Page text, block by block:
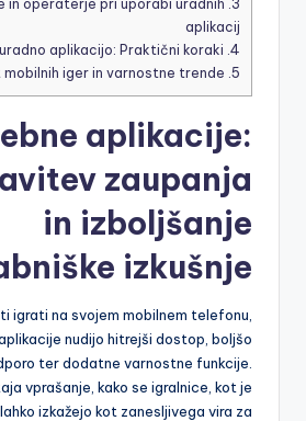
3.
in operaterje pri uporabi uradnih
aplikacij
4.
5.
aplikacije:
zaupanja
in izboljšanje
izkušnje
igrati na svojem mobilnem telefonu,
nudijo hitrejši dostop, boljšo
ter dodatne varnostne funkcije.
vprašanje, kako se igralnice, kot je
, lahko izkažejo kot zanesljivega vira za